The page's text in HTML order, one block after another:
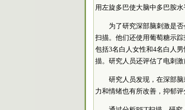
用左旋多巴使大脑中多巴胺
为了研究深部脑刺激是
扫描。他们还使用葡萄糖示
包括3名白人女性和4名白人
描。研究人员还评估了电刺激
研究人员发现，在深部
力和情绪也有所改善，抑郁评